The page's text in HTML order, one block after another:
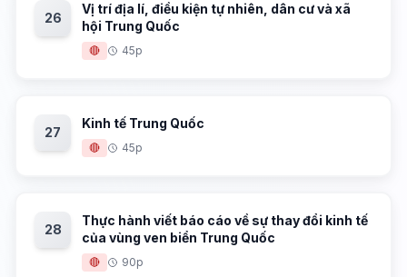
26
Vị trí địa lí, điều kiện tự nhiên, dân cư và xã
hội Trung Quốc
🔴 45p
27
Kinh tế Trung Quốc
🔴 45p
28
Thực hành viết báo cáo về sự thay đổi kinh tế
của vùng ven biển Trung Quốc
🔴 90p